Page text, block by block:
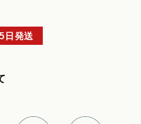
日発送